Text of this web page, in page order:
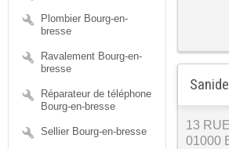
Plombier Bourg-en-
bresse
Ravalement Bourg-en-
bresse
Réparateur de téléphone
Bourg-en-bresse
Sellier Bourg-en-bresse
13
01000